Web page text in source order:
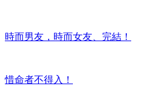
時而男友，時而女友、完結！
惜命者不得入！